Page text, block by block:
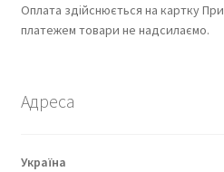
Оплата здійснюється на картку
платежем товари не надсилаємо.
Адреса
Україна